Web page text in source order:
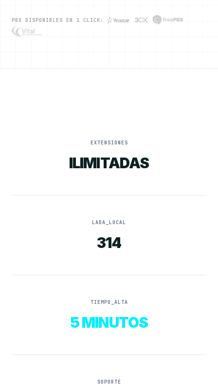
PBX DISPONIBLES EN 1 CLICK:
EXTENSIONES
ILIMITADAS
LADA_LOCAL
314
TIEMPO_ALTA
5 MINUTOS
SOPORTE